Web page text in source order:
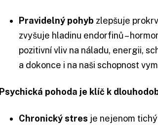
Pravidelný pohyb zlepšuje
zvyšuje hladinu endorfinů –⁠
pozitivní vliv na náladu, energii,
a dokonce i na naši schopnost
Psychická pohoda je klíč k
Chronický stres je nejenom